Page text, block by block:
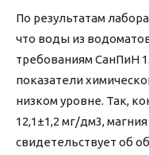
По результатам
что воды из
требованиям СанПиН
показатели
низком уровне. Так,
12,1±1,2 мг/дм3,
свидетельствует об